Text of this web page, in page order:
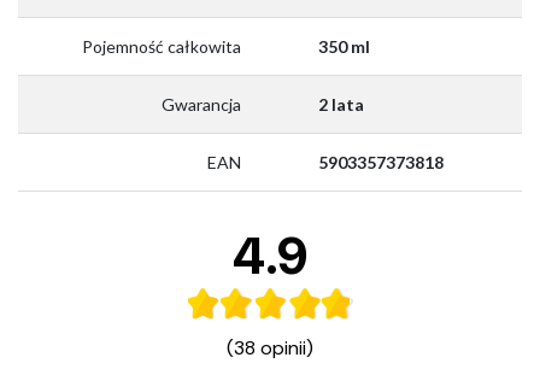
Pojemność całkowita 350 ml
Gwarancja 2 lata
EAN 5903357373818
4.9
(38 opinii)